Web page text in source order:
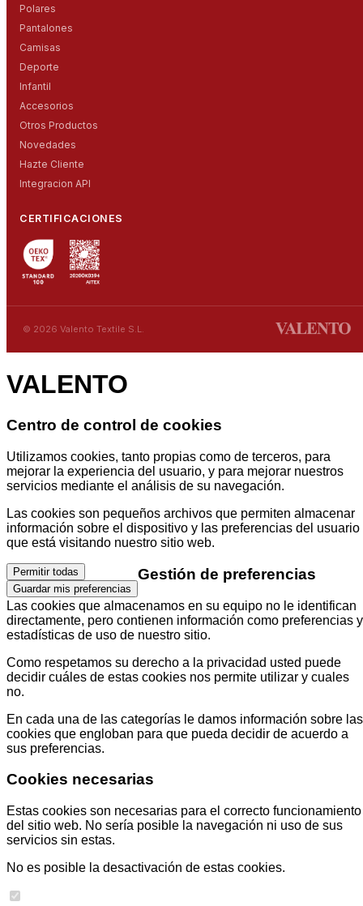
Polares
Pantalones
Camisas
Deporte
Infantil
Accesorios
Otros Productos
Novedades
Hazte Cliente
Integracion API
CERTIFICACIONES
© 2026 Valento Textile S.L.
VALENTO
Centro de control de cookies
Utilizamos cookies, tanto propias como de terceros, para
mejorar la experiencia del usuario, y para mejorar nuestros
servicios mediante el análisis de su navegación.
Las cookies son pequeños archivos que permiten almacenar
información sobre el dispositivo y las preferencias del usuario
que está visitando nuestro sitio web.
Permitir todas
Guardar mis preferencias
Gestión de preferencias
Las cookies que almacenamos en su equipo no le identifican
directamente, pero contienen información como preferencias y
estadísticas de uso de nuestro sitio.
Como respetamos su derecho a la privacidad usted puede
decidir cuáles de estas cookies nos permite utilizar y cuales
no.
En cada una de las categorías le damos información sobre las
cookies que engloban para que pueda decidir de acuerdo a
sus preferencias.
Cookies necesarias
Estas cookies son necesarias para el correcto funcionamiento
del sitio web. No sería posible la navegación ni uso de sus
servicios sin estas.
No es posible la desactivación de estas cookies.